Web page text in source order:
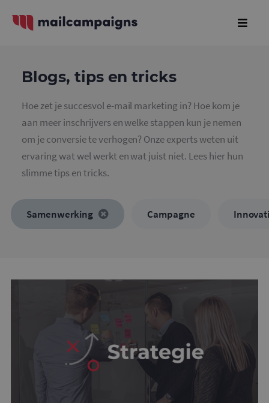
Blogs, tips en tricks
Hoe zet je succesvol e-mail marketing in? Hoe kom je
aan meer inschrijvers en welke stappen kun je nemen
om je conversie te verhogen? Onze experts weten uit
ervaring wat wel werkt en wat juist niet. Lees hier hun
slimme tips en tricks.
Samenwerking Campagne